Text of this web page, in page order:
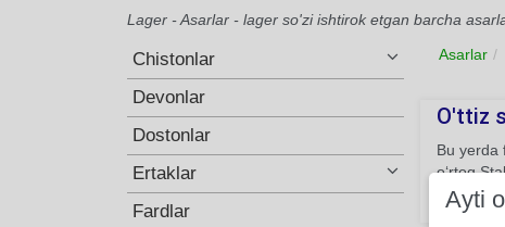
Lager - Asarlar - lager so'zi ishtirok etgan barcha
Chistonlar
Devonlar
Dostonlar
Ertaklar
Fardlar
Asarlar
O'ttiz
Bu yerda
o‘rtoq
117
Ayti